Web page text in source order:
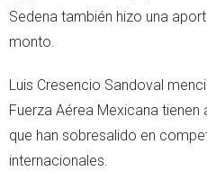
Sedena también hizo una
monto.
Luis Cresencio Sandoval
Fuerza Aérea Mexicana
que han sobresalido en
internacionales.